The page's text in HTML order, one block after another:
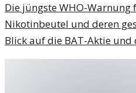
Die jüngste WHO-Warnung
Nikotinbeutel und deren
Blick auf die BAT-Aktie und
Nikotinprodukten.